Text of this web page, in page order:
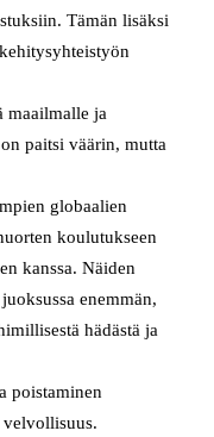
Tämän lisäksi
maailmalle ja
paitsi väärin, mutta
globaalien
koulutukseen
kanssa. Näiden
enemmän,
hädästä ja
poistaminen
velvollisuus.